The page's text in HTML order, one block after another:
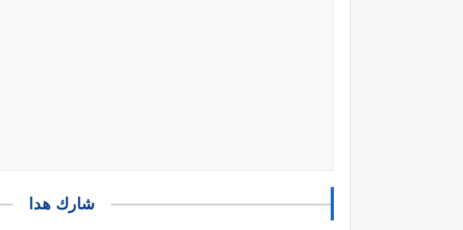
شارك هدا